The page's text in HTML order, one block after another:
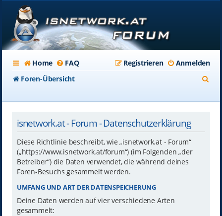
Home FAQ Anmelden
Registrieren
Foren-Übersicht
isnetwork.at - Forum - Datenschutzerklärung
Diese Richtlinie beschreibt, wie „isnetwork.at - Forum“
(„https://www.isnetwork.at/forum“) (im Folgenden „der
Betreiber“) die Daten verwendet, die während deines
Foren-Besuchs gesammelt werden.
UMFANG UND ART DER DATENSPEICHERUNG
Deine Daten werden auf vier verschiedene Arten
gesammelt: